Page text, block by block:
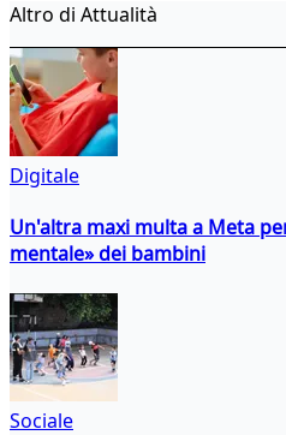
Altro di Attualità
Digitale
Un'altra maxi multa a Meta
mentale» dei bambini
Sociale